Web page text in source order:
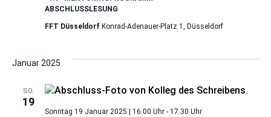
ABSCHLUSSLESUNG
FFT Düsseldorf Konrad-Adenauer-Platz 1, Düsseldorf
Januar 2025
SO.
19
Sonntag 19 Januar 2025 | 16.00 Uhr- 17.30 Uhr